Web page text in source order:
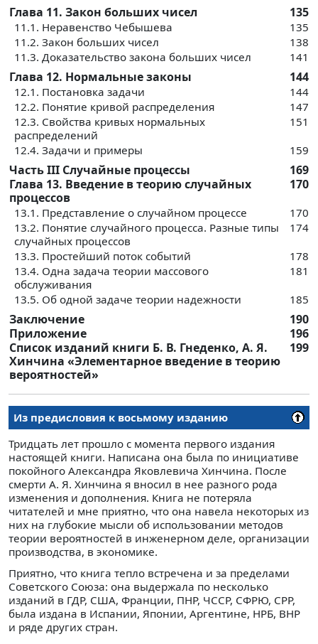
Глава 11. Закон больших чисел 135
11.1. Неравенство Чебышева
135
11.2. Закон больших чисел
138
11.3. Доказательство закона больших чисел
141
Глава 12. Нормальные законы 144
12.1. Постановка задачи
144
12.2. Понятие кривой распределения
147
12.3. Свойства кривых нормальных
распределений
151
12.4. Задачи и примеры
159
Часть III Случайные процессы
169
Глава 13. Введение в теорию случайных
процессов
170
13.1. Представление о случайном процессе
170
13.2. Понятие случайного процесса. Разные типы
случайных процессов
174
13.3. Простейший поток событий
178
13.4. Одна задача теории массового
обслуживания
181
13.5. Об одной задаче теории надежности
185
Заключение
190
Приложение
196
Список изданий книги Б. В. Гнеденко, А. Я.
Хинчина «Элементарное введение в теорию
вероятностей»
199
Из предисловия к восьмому изданию
Тридцать лет прошло с момента первого издания
настоящей книги. Написана она была по инициативе
покойного Александра Яковлевича Хинчина. После
смерти А. Я. Хинчина я вносил в нее разного рода
изменения и дополнения. Книга не потеряла
читателей и мне приятно, что она навела некоторых из
них на глубокие мысли об использовании методов
теории вероятностей в инженерном деле, организации
производства, в экономике.
Приятно, что книга тепло встречена и за пределами
Советского Союза: она выдержала по несколько
изданий в ГДР, США, Франции, ПНР, ЧССР, СФРЮ, СРР,
была издана в Испании, Японии, Аргентине, НРБ, ВНР
и ряде других стран.